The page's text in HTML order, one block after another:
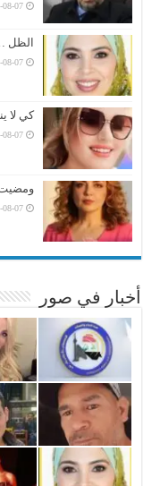
08-07
الظل
08-07
كي لا
08-07
08-07
أخبار في صور